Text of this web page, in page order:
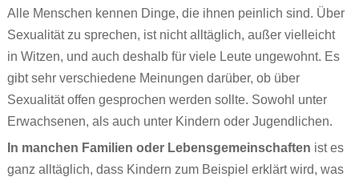
Briefkasten
Aufgeklärt
Stell dir vor
„Teaching gender?“
Links
Alle Menschen kennen Dinge, die ihnen peinlich sind. Über
Sexualität zu sprechen, ist nicht alltäglich, außer vielleicht
in Witzen, und auch deshalb für viele Leute ungewohnt. Es
gibt sehr verschiedene Meinungen darüber, ob über
Sexualität offen gesprochen werden sollte. Sowohl unter
Erwachsenen, als auch unter Kindern oder Jugendlichen.
In manchen Familien oder Lebensgemeinschaften ist es
ganz alltäglich, dass Kindern zum Beispiel erklärt wird, was